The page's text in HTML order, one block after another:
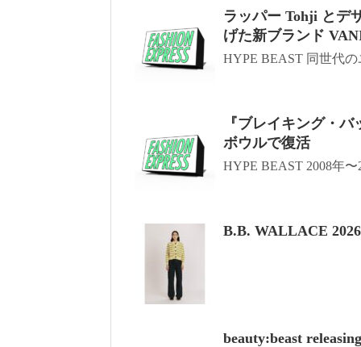
ラッパー Tohji とデ
げた新ブランド
HYPE BEAST 同世代
『ブレイキング・
ボウルで復活
HYPE BEAST 2008年
B.B. WALLACE
beauty:beast